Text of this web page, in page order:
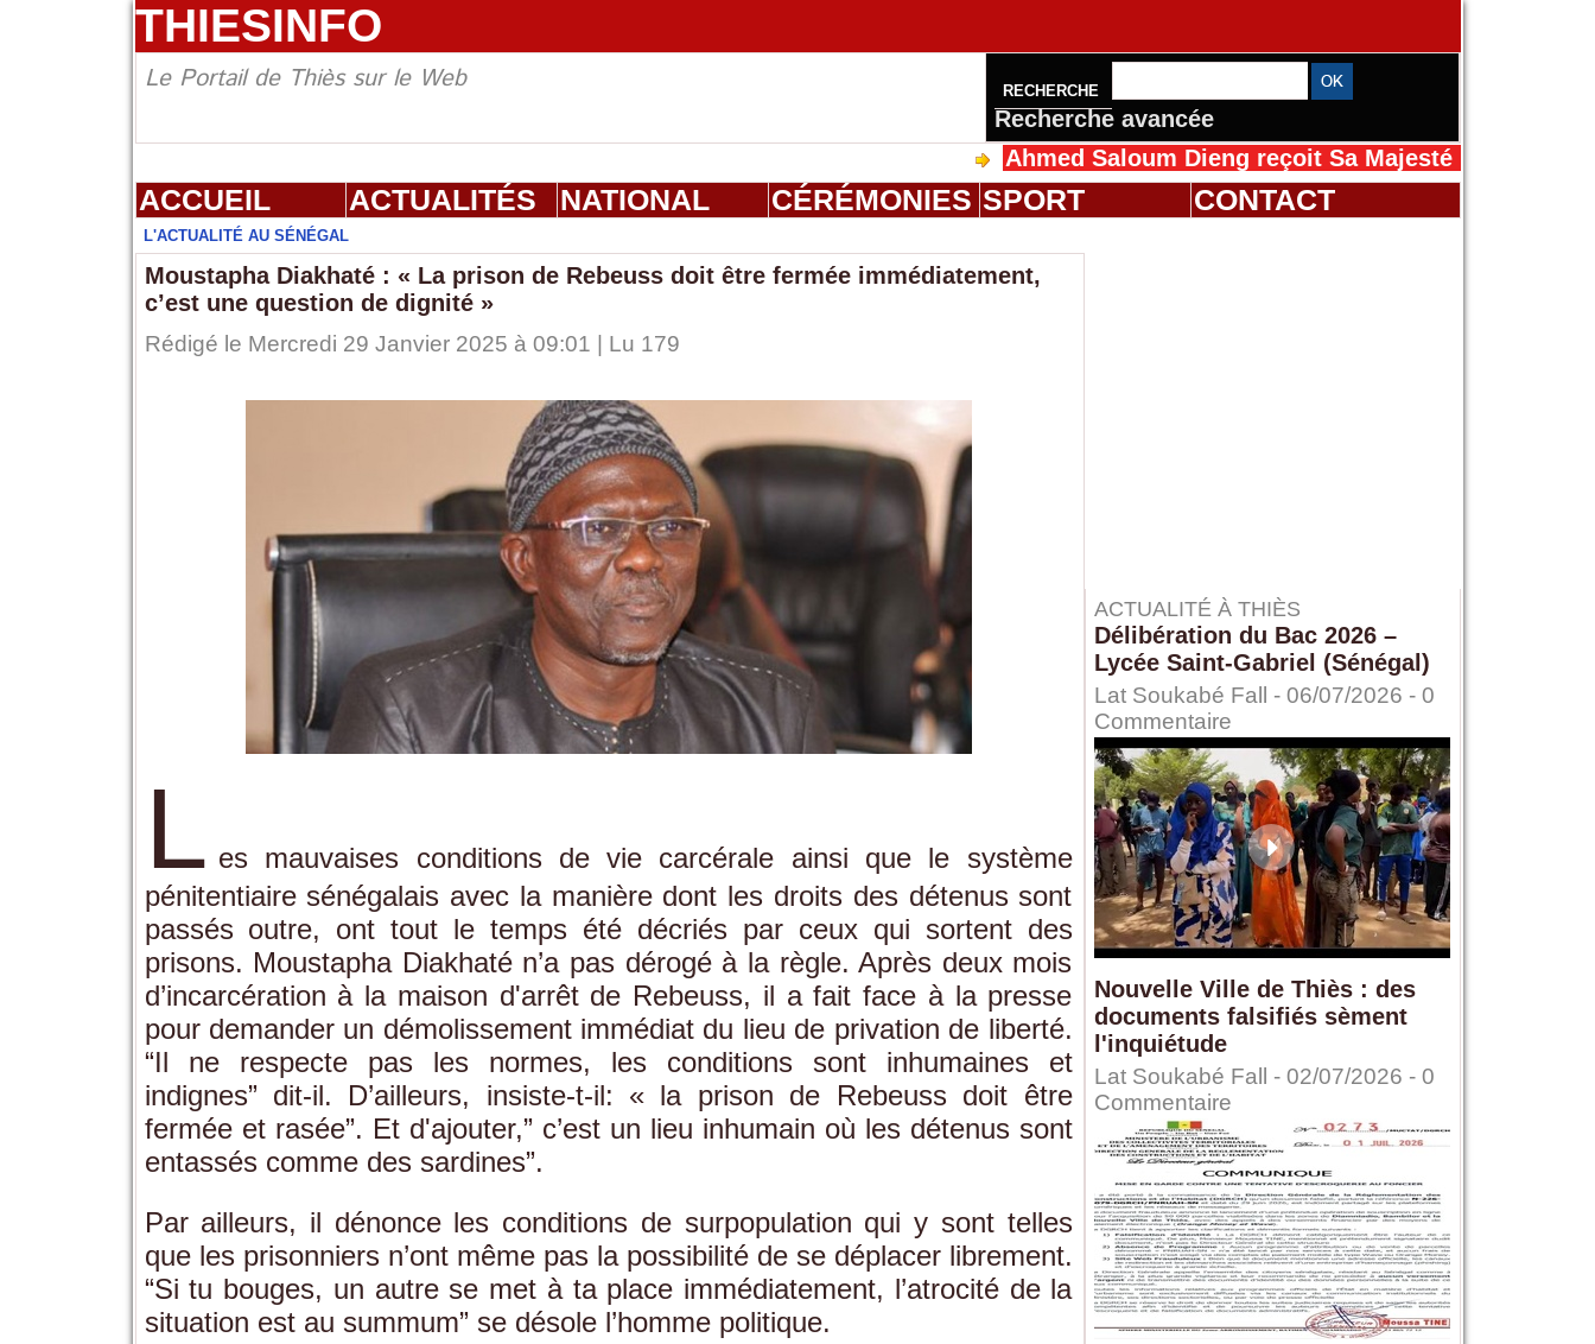
THIESINFO
Le Portail de Thiès sur le Web RECHERCHE
Recherche avancée
Ahmed Saloum Dieng reçoit Sa Majesté Mansah Cissé au
ACCUEIL ACTUALITÉS NATIONAL CÉRÉMONIES SPORT CONTACT
L'ACTUALITÉ AU SÉNÉGAL
Moustapha Diakhaté : « La prison de Rebeuss doit être fermée immédiatement,
c’est une question de dignité »
Rédigé le Mercredi 29 Janvier 2025 à 09:01 | Lu 179
L es mauvaises conditions de vie carcérale ainsi que le système
pénitentiaire sénégalais avec la manière dont les droits des détenus sont
passés outre, ont tout le temps été décriés par ceux qui sortent des
prisons. Moustapha Diakhaté n’a pas dérogé à la règle. Après deux mois
d’incarcération à la maison d'arrêt de Rebeuss, il a fait face à la presse
pour demander un démolissement immédiat du lieu de privation de liberté.
“Il ne respecte pas les normes, les conditions sont inhumaines et
indignes” dit-il. D’ailleurs, insiste-t-il: « la prison de Rebeuss doit être
fermée et rasée”. Et d'ajouter,” c’est un lieu inhumain où les détenus sont
entassés comme des sardines”.
Par ailleurs, il dénonce les conditions de surpopulation qui y sont telles
que les prisonniers n’ont même pas la possibilité de se déplacer librement.
“Si tu bouges, un autre se met à ta place immédiatement, l’atrocité de la
situation est au summum” se désole l’homme politique.
ACTUALITÉ À THIÈS
Délibération du Bac 2026 –
Lycée Saint-Gabriel (Sénégal)
Lat Soukabé Fall - 06/07/2026 - 0
Commentaire
Nouvelle Ville de Thiès : des
documents falsifiés sèment
l'inquiétude
Lat Soukabé Fall - 02/07/2026 - 0
Commentaire